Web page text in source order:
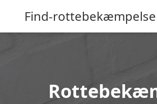
Find-